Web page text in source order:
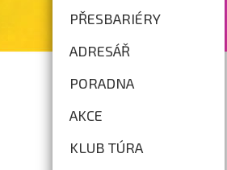
PŘESBARIÉRY
ADRESÁŘ
PORADNA
AKCE
KLUB TÚRA